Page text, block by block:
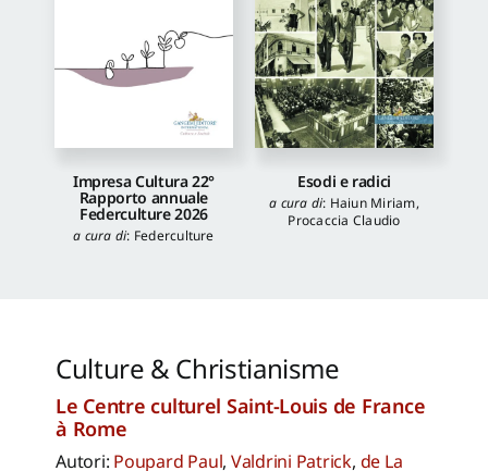
Impresa Cultura 22°
Rapporto annuale
Federculture 2026
a cura di: Federculture
Esodi e radici
a cura di: Haiun Miriam,
Procaccia Claudio
Culture & Christianisme
Le Centre culturel Saint-Louis de France
à Rome
Autori: Poupard Paul, Valdrini Patrick, de La